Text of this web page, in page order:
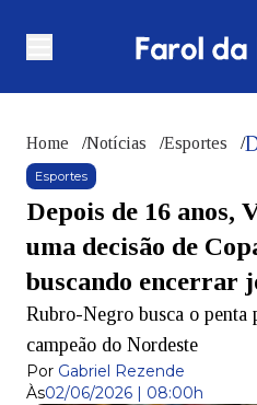
Home /Notícias /Esportes /
Esportes
Depois de 16 anos,
uma decisão de
buscando encerrar
Rubro-Negro busca o penta
campeão do Nordeste
Por Gabriel Rezende
Às02/06/2026 | 08:00h